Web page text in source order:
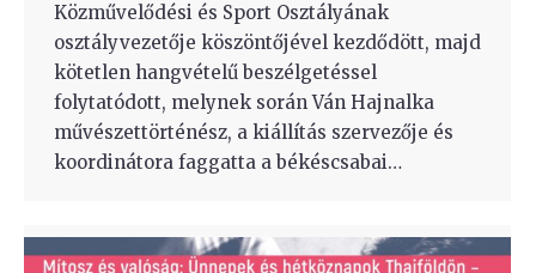
Közművelődési és Sport Osztályának
osztályvezetője köszöntőjével kezdődött, majd
kötetlen hangvételű beszélgetéssel
folytatódott, melynek során Ván Hajnalka
művészettörténész, a kiállítás szervezője és
koordinátora faggatta a békéscsabai…